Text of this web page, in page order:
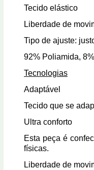
Tecido elástico
Liberdade de
Tipo de ajuste:
92% Poliamida,
Tecnologias
Adaptável
Tecido que se
Ultra conforto
Esta peça é
físicas.
Liberdade de